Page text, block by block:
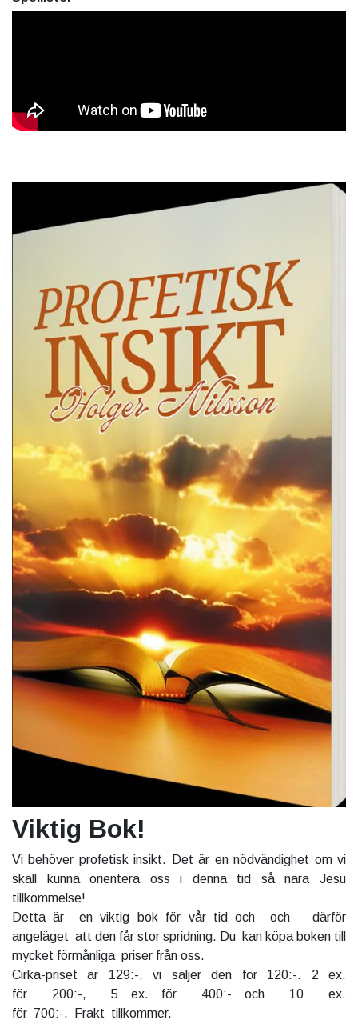
Viktig Bok!
Vi behöver profetisk insikt. Det är en nödvändighet om vi
skall kunna orientera oss i denna tid så nära Jesu
tillkommelse!
Detta är en viktig bok för vår tid och och därför
angeläget att den får stor spridning. Du kan köpa boken till
mycket förmånliga priser från oss.
Cirka-priset är 129:-, vi säljer den för 120:-. 2 ex.
för 200:-, 5 ex. för 400:- och 10 ex.
för 700:-. Frakt tillkommer.